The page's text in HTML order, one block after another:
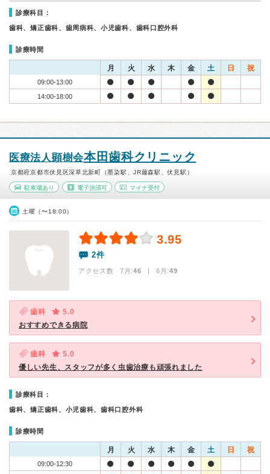
診療科目：
歯科、矯正歯科、歯周病科、小児歯科、歯科口腔外科
診療時間
月 火 水 木 金 土 日 祝
09:00-13:00
14:00-18:00
医療法人顕樹会本田歯科クリニック
京都府京都市伏見区深草北新町（墨染駅、JR藤森駅、伏見駅）
駐車場あり 電子決済可 マイナ受付
土曜（〜18:00）
3.95
2件
アクセス数 7月:46 | 6月:49
歯科
5.0
おすすめできる病院
歯科
5.0
優しい先生、スタッフが多く虫歯治療も頑張れました
診療科目：
歯科、矯正歯科、小児歯科、歯科口腔外科
診療時間
月 火 水 木 金 土 日 祝
09:00-12:30